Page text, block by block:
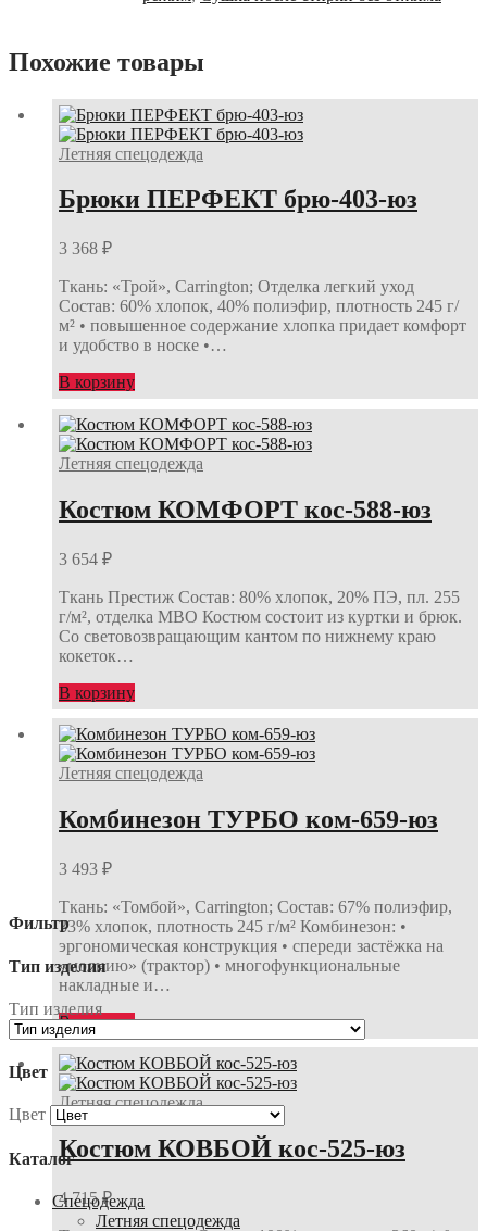
Похожие товары
Летняя спецодежда
Брюки ПЕРФЕКТ брю-403-юз
3 368 ₽
Ткань: «Трой», Carrington; Отделка легкий уход
Состав: 60% хлопок, 40% полиэфир, плотность 245 г/
м² • повышенное содержание хлопка придает комфорт
и удобство в носке •…
В корзину
Летняя спецодежда
Костюм КОМФОРТ кос-588-юз
3 654 ₽
Ткань Престиж Состав: 80% хлопок, 20% ПЭ, пл. 255
г/м², отделка МВО Костюм состоит из куртки и брюк.
Со световозвращающим кантом по нижнему краю
кокеток…
В корзину
Летняя спецодежда
Комбинезон ТУРБО ком-659-юз
3 493 ₽
Ткань: «Томбой», Carrington; Состав: 67% полиэфир,
33% хлопок, плотность 245 г/м² Комбинезон: •
эргономическая конструкция • спереди застёжка на
«молнию» (трактор) • многофункциональные
накладные и…
В корзину
Летняя спецодежда
Костюм КОВБОЙ кос-525-юз
4 715₽
Фильтр
Тип изделия
Тип изделия
Цвет
Цвет
Каталог
Спецодежда
Летняя спецодежда